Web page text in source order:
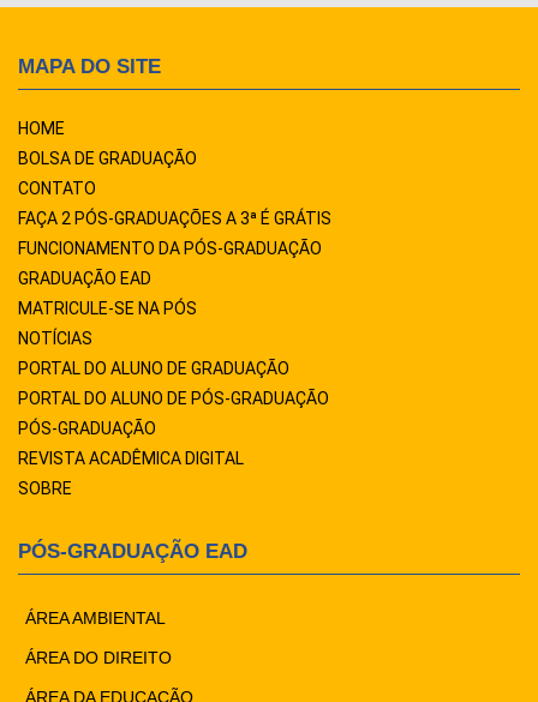
MAPA DO SITE
HOME
BOLSA DE GRADUAÇÃO
CONTATO
FAÇA 2 PÓS-GRADUAÇÕES A 3ª É GRÁTIS
FUNCIONAMENTO DA PÓS-GRADUAÇÃO
GRADUAÇÃO EAD
MATRICULE-SE NA PÓS
NOTÍCIAS
PORTAL DO ALUNO DE GRADUAÇÃO
PORTAL DO ALUNO DE PÓS-GRADUAÇÃO
PÓS-GRADUAÇÃO
REVISTA ACADÊMICA DIGITAL
SOBRE
PÓS-GRADUAÇÃO EAD
ÁREA AMBIENTAL
ÁREA DO DIREITO
ÁREA DA EDUCAÇÃO